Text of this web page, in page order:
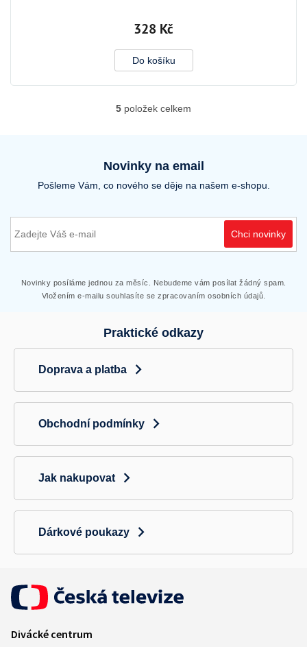
328 Kč
Do košíku
O
d
c
p
v
ý
s
u
5 položek celkem
Novinky na email
Pošleme Vám, co nového se děje na našem e-shopu.
Chci novinky
Novinky posíláme jednou za měsíc. Nebudeme vám posílat žádný spam.
Vložením e-mailu souhlasíte se zpracovaním osobních údajů.
Praktické odkazy
Doprava a platba
Obchodní podmínky
Jak nakupovat
Dárkové poukazy